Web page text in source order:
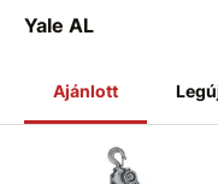
Ajánlott
Yale AL